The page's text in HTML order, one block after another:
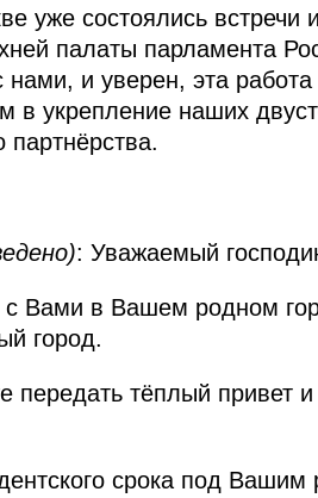
уже состоялись
палаты парламента
нами, и уверен, эта
укрепление наших
партнёрства.
: Уважаемый
с Вами в Вашем родном
город.
передать тёплый
срока под